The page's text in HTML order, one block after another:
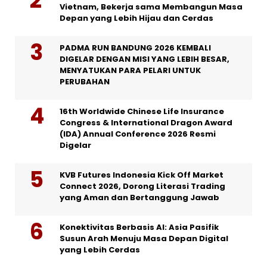
Vietnam, Bekerja sama Membangun Masa
Depan yang Lebih Hijau dan Cerdas
PADMA RUN BANDUNG 2026 KEMBALI
DIGELAR DENGAN MISI YANG LEBIH BESAR,
MENYATUKAN PARA PELARI UNTUK
PERUBAHAN
16th Worldwide Chinese Life Insurance
Congress & International Dragon Award
(IDA) Annual Conference 2026 Resmi
Digelar
KVB Futures Indonesia Kick Off Market
Connect 2026, Dorong Literasi Trading
yang Aman dan Bertanggung Jawab
Konektivitas Berbasis AI: Asia Pasifik
Susun Arah Menuju Masa Depan Digital
yang Lebih Cerdas